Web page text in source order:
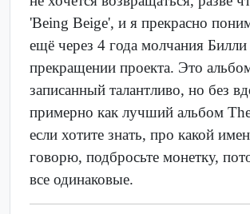
'Being Beige', и я прекрасно
ещё через 4 года молчания Билли
прекращении проекта. Это
записанный талантливо, но без
примерно как лучший альбом
если хотите знать, про какой
говорю, подбросьте монетку,
все одинаковые.